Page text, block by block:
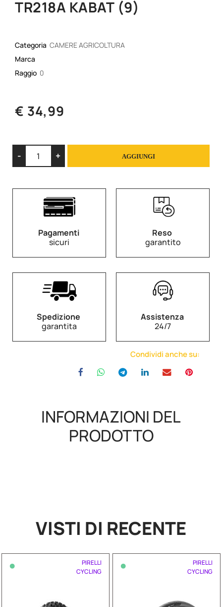
TR218A KABAT (9)
Categoria CAMERE AGRICOLTURA
Marca
Raggio 0
€ 34,99
AGGIUNGI
Pagamenti
sicuri
Reso
garantito
Spedizione
garantita
Assistenza
24/7
Condividi anche su:
INFORMAZIONI DEL
PRODOTTO
VISTI DI RECENTE
•
PIRELLI
CYCLING
•
PIRELLI
CYCLING